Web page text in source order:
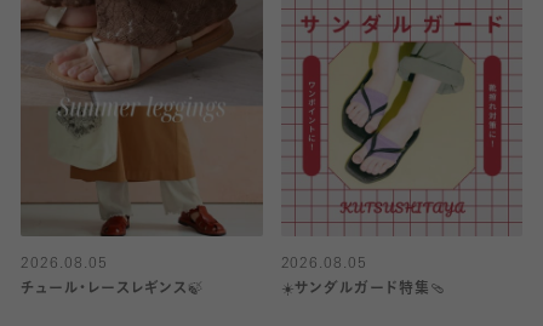
2026.08.05
チュール・レースレギンス🍃
2026.08.05
☀️サンダルガード特集🩴